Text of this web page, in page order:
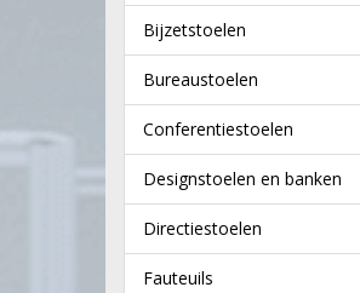
Bijzetstoelen
Bureaustoelen
Conferentiestoelen
Designstoelen en banken
Directiestoelen
Fauteuils